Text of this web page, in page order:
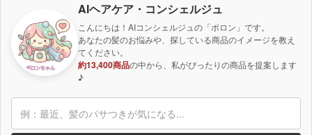
AIヘアケア・コンシェルジュ
こんにちは！AIコンシェルジュの「ポロン」です。
あなたの髪のお悩みや、探している商品のイメージを教え
てください。
約13,400商品の中から、私がぴったりの商品を提案します
♪